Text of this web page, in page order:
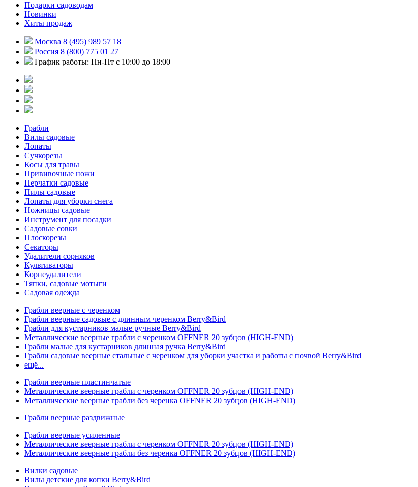
Подарки садоводам
Новинки
Хиты продаж
Москва 8 (495) 989 57 18
Россия 8 (800) 775 01 27
График работы: Пн-Пт с 10:00 до 18:00
Грабли
Вилы садовые
Лопаты
Сучкорезы
Косы для травы
Прививочные ножи
Перчатки садовые
Пилы садовые
Лопаты для уборки снега
Ножницы садовые
Инструмент для посадки
Садовые совки
Плоскорезы
Секаторы
Удалители сорняков
Культиваторы
Корнеудалители
Тяпки, садовые мотыги
Садовая одежда
Грабли веерные с черенком
Грабли веерные садовые с длинным черенком Berry&Bird
Грабли для кустарников малые ручные Berry&Bird
Металлические веерные грабли с черенком OFFNER 20 зубцов (HIGH-END)
Грабли малые для кустарников длинная ручка Berry&Bird
Грабли садовые веерные стальные с черенком для уборки участка и работы с почвой Berry&Bird
ещё...
Грабли веерные пластинчатые
Металлические веерные грабли с черенком OFFNER 20 зубцов (HIGH-END)
Металлические веерные грабли без черенка OFFNER 20 зубцов (HIGH-END)
Грабли веерные раздвижные
Грабли веерные усиленные
Металлические веерные грабли с черенком OFFNER 20 зубцов (HIGH-END)
Металлические веерные грабли без черенка OFFNER 20 зубцов (HIGH-END)
Вилки садовые
Вилы детские для копки Berry&Bird